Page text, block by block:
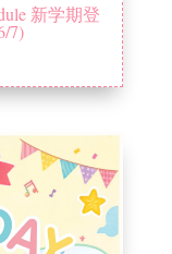
新学期登
7)